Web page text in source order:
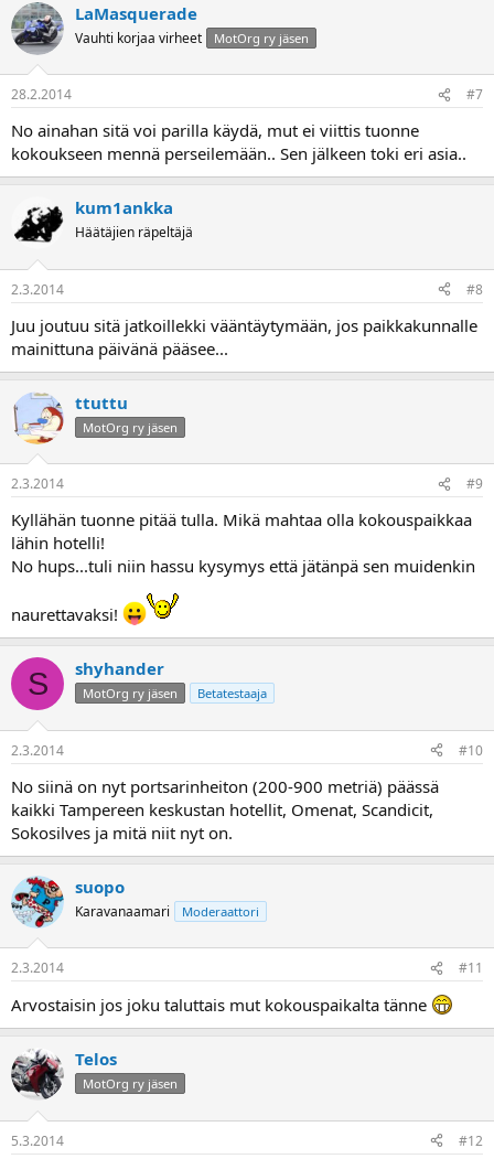
LaMasquerade
Vauhti korjaa virheet MotOrg ry jäsen
28.2.2014 #7
No ainahan sitä voi parilla käydä, mut ei viittis tuonne
kokoukseen mennä perseilemään.. Sen jälkeen toki eri asia..
kum1ankka
Häätäjien räpeltäjä
2.3.2014 #8
Juu joutuu sitä jatkoillekki vääntäytymään, jos paikkakunnalle
mainittuna päivänä pääsee...
ttuttu
MotOrg ry jäsen
2.3.2014 #9
Kyllähän tuonne pitää tulla. Mikä mahtaa olla kokouspaikkaa
lähin hotelli!
No hups...tuli niin hassu kysymys että jätänpä sen muidenkin
naurettavaksi!
S shyhander
MotOrg ry jäsen Betatestaaja
2.3.2014 #10
No siinä on nyt portsarinheiton (200-900 metriä) päässä
kaikki Tampereen keskustan hotellit, Omenat, Scandicit,
Sokosilves ja mitä niit nyt on.
suopo
Karavanaamari Moderaattori
2.3.2014 #11
Arvostaisin jos joku taluttais mut kokouspaikalta tänne
Telos
MotOrg ry jäsen
5.3.2014 #12